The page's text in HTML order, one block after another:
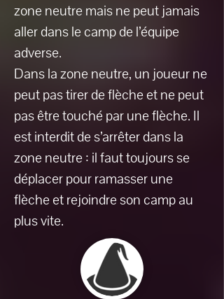
zone neutre mais ne peut jamais
aller dans le camp de l’équipe
adverse.
Dans la zone neutre, un joueur ne
peut pas tirer de flèche et ne peut
pas être touché par une flèche. Il
est interdit de s’arrêter dans la
zone neutre : il faut toujours se
déplacer pour ramasser une
flèche et rejoindre son camp au
plus vite.